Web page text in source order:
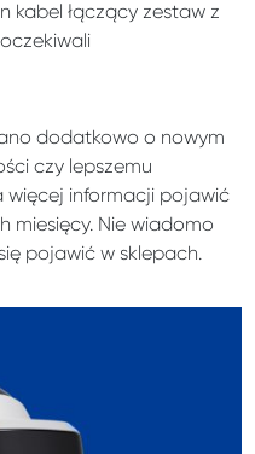
kabel łączący zestaw z
dodatkowo o nowym
czy lepszemu
więcej informacji pojawić
miesięcy. Nie wiadomo
pojawić w sklepach.